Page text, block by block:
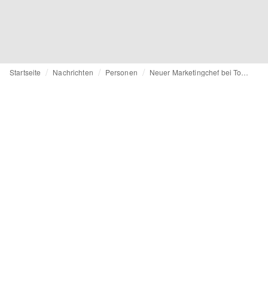
Startseite Nachrichten Personen